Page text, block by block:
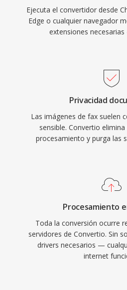
Ejecuta el convertidor desde
Edge o cualquier navegador
extensiones
Privacidad
Las imágenes de fax suelen
sensible. Convertio
procesamiento y purga las
Procesamiento
Toda la conversión ocurre
servidores de Convertio. Sin
drivers necesarios —
internet